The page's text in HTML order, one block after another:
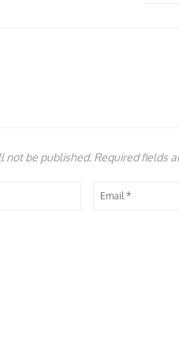
not be published. Required fields